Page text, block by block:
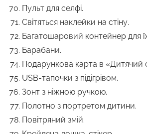
Пульт для селфі.
Світяться наклейки на стіну.
Багатошаровий контейнер для
Барабани.
Подарункова карта в «Дитячий
USB-тапочки з підігрівом.
Зонт з ніжною ручкою.
Полотно з портретом дитини.
Повітряний змій.